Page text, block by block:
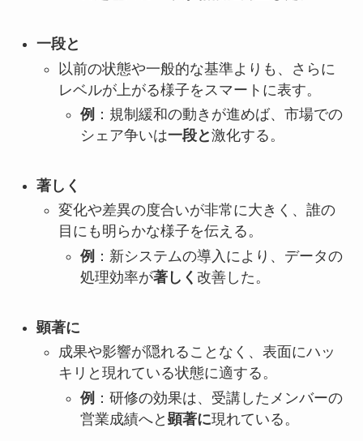
一段と
以前の状態や一般的な基準よりも、さらに
レベルが上がる様子をスマートに表す。
例 ：規制緩和の動きが進めば、市場での
シェア争いは一段と激化する。
著しく
変化や差異の度合いが非常に大きく、誰の
目にも明らかな様子を伝える。
例 ：新システムの導入により、データの
処理効率が著しく 改善した。
顕著に
成果や影響が隠れることなく、表面にハッ
キリと現れている状態に適する。
例 ：研修の効果は、受講したメンバーの
営業成績へと 顕著に現れている。